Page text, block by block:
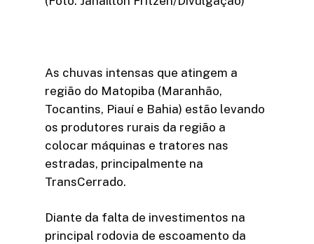
As chuvas intensas que atingem a
região do Matopiba (Maranhão,
Tocantins, Piauí e Bahia) estão levando
os produtores rurais da região a
colocar máquinas e tratores nas
estradas, principalmente na
TransCerrado.
Diante da falta de investimentos na
principal rodovia de escoamento da